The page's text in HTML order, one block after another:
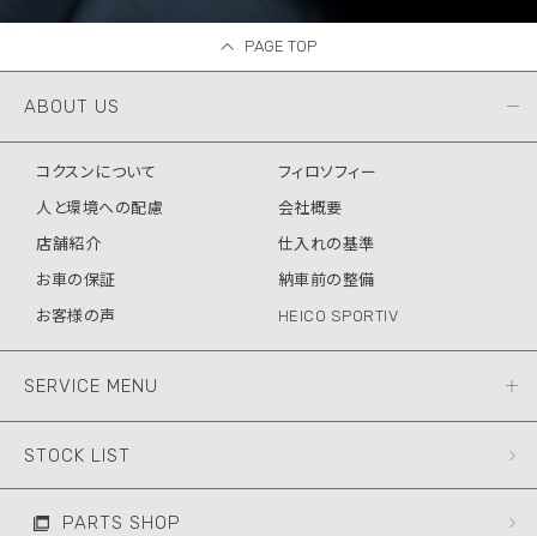
PAGE TOP
ABOUT US
コクスンについて
フィロソフィー
人と環境への配慮
会社概要
店舗紹介
仕入れの基準
お車の保証
納車前の整備
お客様の声
HEICO SPORTIV
SERVICE MENU
STOCK LIST
PARTS SHOP